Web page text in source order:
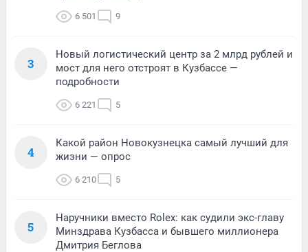
6 501 9
3
Новый логистический центр за 2 млрд рублей и
мост для него отстроят в Кузбассе —
подробности
6 221 5
4
Какой район Новокузнецка самый лучший для
жизни — опрос
6 210 5
5
Наручники вместо Rolex: как судили экс-главу
Минздрава Кузбасса и бывшего миллионера
Дмитрия Беглова